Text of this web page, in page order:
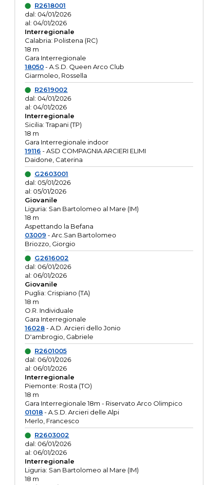
R2618001
dal: 04/01/2026
al: 04/01/2026
Interregionale
Calabria: Polistena (RC)
18 m
Gara Interregionale
18050- A.S.D. Queen Arco Club
Giarmoleo, Rossella
R2619002
dal: 04/01/2026
al: 04/01/2026
Interregionale
Sicilia: Trapani (TP)
18 m
Gara Interregionale indoor
19116 - ASD COMPAGNIA ARCIERI ELIMI
Daidone, Caterina
G2603001
dal: 05/01/2026
al: 05/01/2026
Giovanile
Liguria: San Bartolomeo al Mare (IM)
18 m
Aspettando la Befana
03009 - Arc.San Bartolomeo
Briozzo, Giorgio
G2616002
dal: 06/01/2026
al: 06/01/2026
Giovanile
Puglia: Crispiano (TA)
18 m
O.R. Individuale
Gara Interregionale
16028- A.D. Arcieri dello Jonio
D'ambrogio, Gabriele
R2601005
dal: 06/01/2026
al: 06/01/2026
Interregionale
Piemonte: Rosta (TO)
18 m
Gara Interregionale 18m - Riservato Arco Olimpico
01018- A.S.D. Arcieri delle Alpi
Merlo, Francesco
R2603002
dal: 06/01/2026
al: 06/01/2026
Interregionale
Liguria: San Bartolomeo al Mare (IM)
18 m